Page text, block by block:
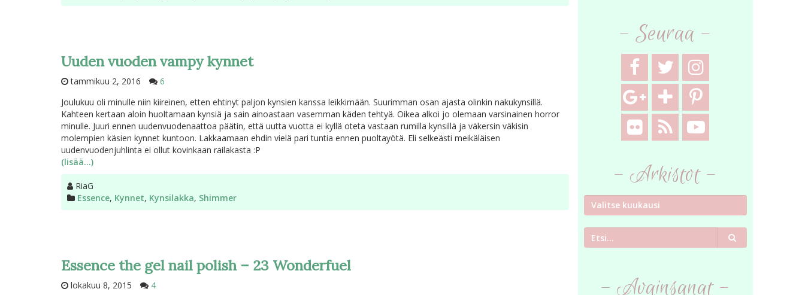
Uuden vuoden vampy kynnet
tammikuu 2, 2016
6
Joulukuu oli minulle niin kiireinen, etten ehtinyt paljon kynsien kanssa leikkimään. Suurimman osan ajasta olinkin nakukynsillä.
Kahteen kertaan aloin huoltamaan kynsiä ja sain ainoastaan vasemman käden tehtyä. Oikea alkoi jo olemaan varsinainen horror
minulle. Juuri ennen uudenvuodenaattoa päätin, että uutta vuotta ei kyllä oteta vastaan rumilla kynsillä ja väkersin väkisin
molempien käsien kynnet kuntoon. Lakkaamaan ehdin vielä pari tuntia ennen puoltayötä. Eli selkeästi meikäläisen
uudenvuodenjuhlinta ei ollut kovinkaan railakasta :P
(lisää…)
Kirjoittaja
RiaG
Kategoriat
Essence, Kynnet, Kynsilakka, Shimmer
Essence the gel nail polish – 23 Wonderfuel
lokakuu 8, 2015
4
- Seuraa -
- Arkistot -
Etsi
- Avainsanat -